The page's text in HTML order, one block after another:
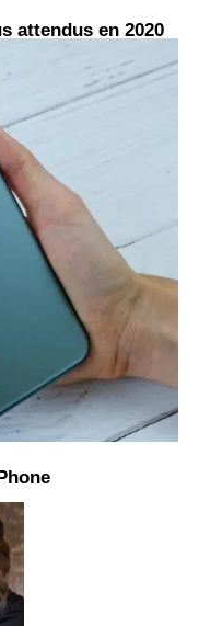
attendus en 2020